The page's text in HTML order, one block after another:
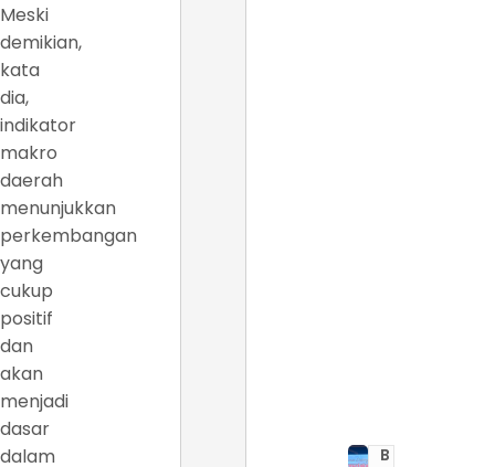
Meski
demikian,
kata
dia,
indikator
makro
daerah
menunjukkan
perkembangan
yang
cukup
positif
dan
akan
menjadi
dasar
dalam
B